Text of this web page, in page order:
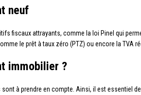
neuf
fiscaux attrayants, comme la loi Pinel qui
le prêt à taux zéro (PTZ) ou encore la TVA
immobilier ?
à prendre en compte. Ainsi, il est essentiel